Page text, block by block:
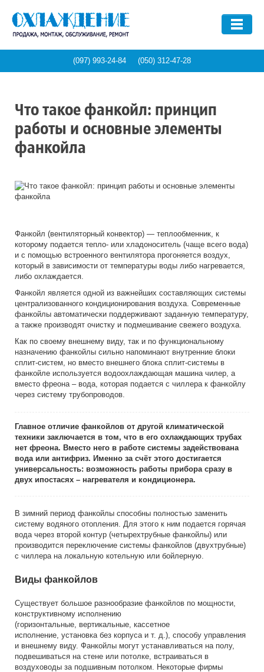
(097) 993-24-84 (050) 312-47-28
ПРОИЗВОДИТЕЛЬ
Aquatech
BlueBox
Climaveneta
Daikin
Dalgakiran
Galletti
Hitema
Thermocold
СТРАНА ПРОИЗВОДСТВА
Турция
ТИП ЧИЛЛЕРА
Абсорбционный
Водяной
Охлаждение воды
Системы кондиционирования
Ледовые арены
Станки
Химическая отрасль
Фармацевтическая пром...
Хлебобулочная пром...
Молочная пром...
Пиво
Соки и напитки
Обслуживание чиллеров
Монтаж и настройка чиллера
Ремонт чиллеров
Лизинг оборудования
О нас
Контакты
Что такое фанкойл: принцип
работы и основные элементы
фанкойла
Фанкойл (вентиляторный конвектор) — теплообменник, к
которому подается тепло- или хладоноситель (чаще всего вода)
и с помощью встроенного вентилятора прогоняется воздух,
который в зависимости от температуры воды либо нагревается,
либо охлаждается.
Фанкойл является одной из важнейших составляющих системы
централизованного кондиционирования воздуха. Современные
фанкойлы автоматически поддерживают заданную температуру,
а также производят очистку и подмешивание свежего воздуха.
Как по своему внешнему виду, так и по функциональному
назначению фанкойлы сильно напоминают внутренние блоки
сплит-систем, но вместо внешнего блока сплит-системы в
фанкойле используется водоохлаждающая машина чилер, а
вместо фреона – вода, которая подается с чиллера к фанкойлу
через систему трубопроводов.
Главное отличие фанкойлов от другой климатической
техники заключается в том, что в его охлаждающих трубах
нет фреона. Вместо него в работе системы задействована
вода или антифриз. Именно за счёт этого достигается
универсальность: возможность работы прибора сразу в
двух ипостасях – нагревателя и кондиционера.
В зимний период фанкойлы способны полностью заменить
систему водяного отопления. Для этого к ним подается горячая
вода через второй контур (четырехтрубные фанкойлы) или
производится переключение системы фанкойлов (двухтрубные)
с чиллера на локальную котельную или бойлерную.
Виды фанкойлов
Существует большое разнообразие фанкойлов по мощности,
конструктивному исполнению
(горизонтальные, вертикальные, кассетное
исполнение, установка без корпуса и т. д.), способу управления
и внешнему виду. Фанкойлы могут устанавливаться на полу,
подвешиваться на стене или потолке, встраиваться в
воздуховоды за подшивным потолком. Некоторые фирмы